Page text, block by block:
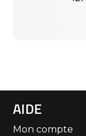
AIDE
Mon compte